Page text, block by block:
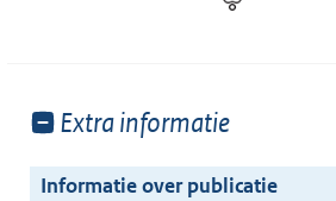
Toon
van:
Extra informatie
Informatie over publicatie